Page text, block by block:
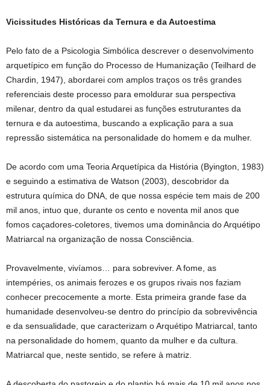
Vicissitudes Históricas da Ternura e da Autoestima
Pelo fato de a Psicologia Simbólica descrever o desenvolvimento
arquetípico em função do Processo de Humanização (Teilhard de
Chardin, 1947), abordarei com amplos traços os três grandes
referenciais deste processo para emoldurar sua perspectiva
milenar, dentro da qual estudarei as funções estruturantes da
ternura e da autoestima, buscando a explicação para a sua
repressão sistemática na personalidade do homem e da mulher.
De acordo com uma Teoria Arquetípica da História (Byington, 1983)
e seguindo a estimativa de Watson (2003), descobridor da
estrutura química do DNA, de que nossa espécie tem mais de 200
mil anos, intuo que, durante os cento e noventa mil anos que
fomos caçadores-coletores, tivemos uma dominância do Arquétipo
Matriarcal na organização de nossa Consciência.
Provavelmente, vivíamos… para sobreviver. A fome, as
intempéries, os animais ferozes e os grupos rivais nos faziam
conhecer precocemente a morte. Esta primeira grande fase da
humanidade desenvolveu-se dentro do princípio da sobrevivência
e da sensualidade, que caracterizam o Arquétipo Matriarcal, tanto
na personalidade do homem, quanto da mulher e da cultura.
Matriarcal que, neste sentido, se refere à matriz.